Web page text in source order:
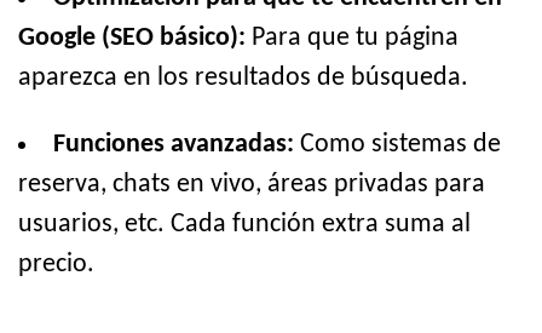
Google (SEO básico): Para que tu página
aparezca en los resultados de búsqueda.
Funciones avanzadas: Como sistemas de
reserva, chats en vivo, áreas privadas para
usuarios, etc. Cada función extra suma al
precio.